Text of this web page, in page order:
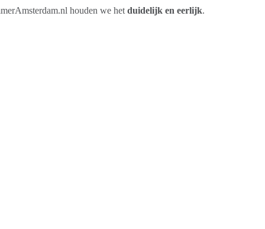
houden we het duidelijk en eerlijk.